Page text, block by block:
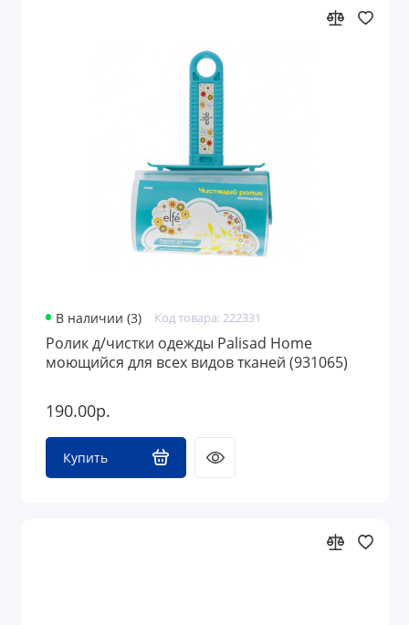
В наличии (3) Код товара: 222331
Ролик д/чистки одежды Palisad Home
моющийся для всех видов тканей (931065)
190.00р.
Купить